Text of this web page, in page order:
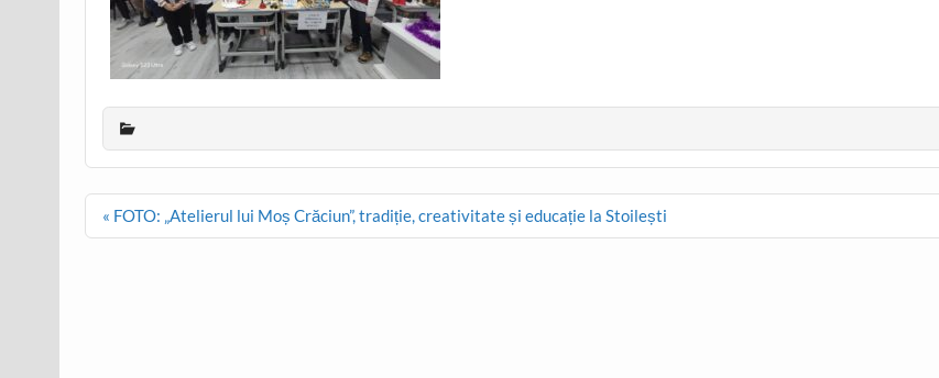
Post
« FOTO: „Atelierul lui Moș Crăciun”, tradiție, creativitate și educație la Stoilești